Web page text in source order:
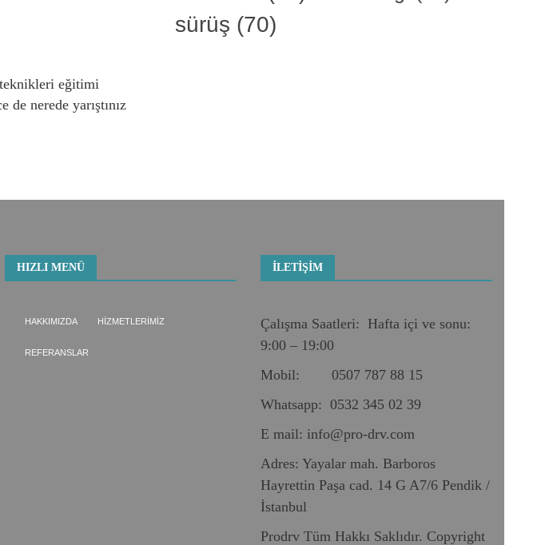
teknikleri eğitimi
nerede yarıştınız
sürüş (70)
HIZLI MENÜ
HAKKIMIZDA HIZMETLERIMIZ
REFERANSLAR
İLETIŞIM
Çalışma Saatleri: Hafta içi ve sonu:
9:00 – 19:00
Mobil: 0507 787 88 15
Whatsapp: 0532 345 02 39
E mail: info@pro-drv.com
Adres: Yayalar mah. Barboros
Hayrettin Paşa cad. 14 G A7/6 Pendik /
İstanbul
Prodrv Tüm Hakkı Saklıdır. Copyright